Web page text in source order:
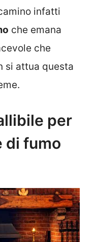
infatti
che emana
che
si attua questa
per
di fumo